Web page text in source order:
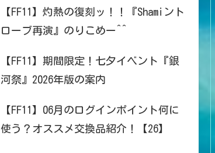
【FF11】灼熱の復刻ッ！！『Shamiント
ローブ再演』のりこめー^^
【FF11】期間限定！七夕イベント『銀
河祭』2026年版の案内
【FF11】06月のログインポイント何に
使う？オススメ交換品紹介！【26】